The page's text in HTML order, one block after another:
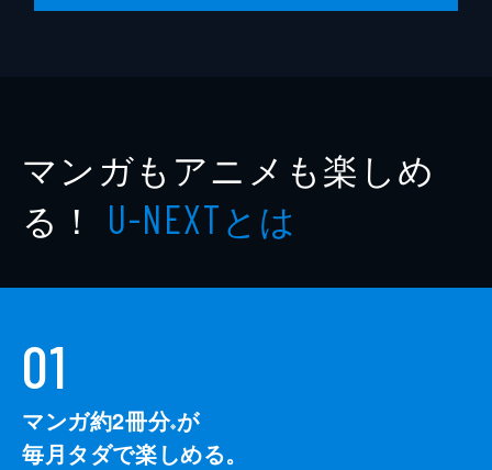
マンガもアニメも楽しめ
る！ U-NEXTとは
01
マンガ約2冊分※が
毎月タダで楽しめる。